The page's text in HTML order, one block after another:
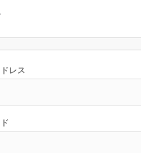
レス